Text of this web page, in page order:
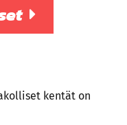
kentät on